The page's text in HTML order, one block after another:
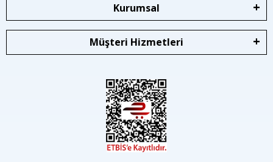
Kurumsal
Müşteri Hizmetleri